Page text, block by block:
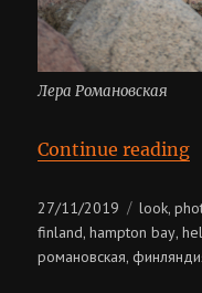
Лера Романовская
Continue reading
Posted
on
27/11/2019 look,
finland,hampton bay,
романовская,